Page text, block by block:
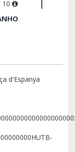
10
d'Espanya